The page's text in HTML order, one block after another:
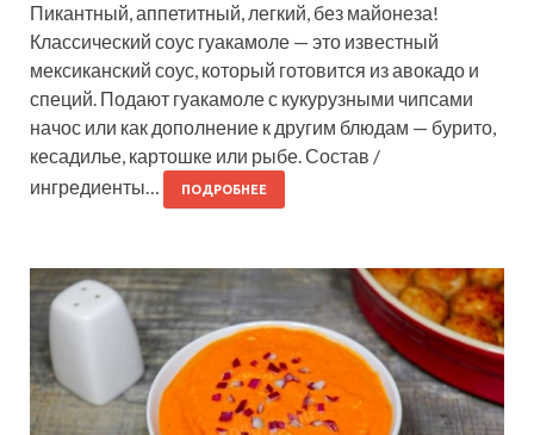
Пикантный, аппетитный, легкий, без майонеза!
Классический соус гуакамоле — это известный
мексиканский соус, который готовится из авокадо и
специй. Подают гуакамоле с кукурузными чипсами
начос или как дополнение к другим блюдам — бурито,
кесадилье, картошке или рыбе. Состав /
ингредиенты…
ПОДРОБНЕЕ